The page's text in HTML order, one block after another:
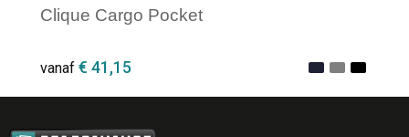
Clique Cargo Pocket
vanaf € 41,15